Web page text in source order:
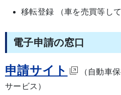
移転登録 （車を売買等し
電子申請の窓口
申請サイト
（自動車
サービス）